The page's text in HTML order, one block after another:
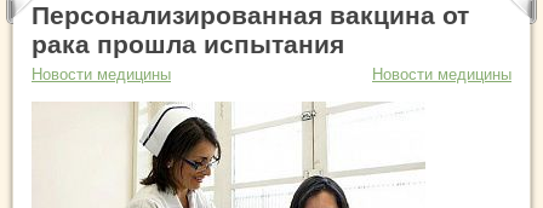
Персонализированная вакцина от
рака прошла испытания
Новости медицины Новости медицины